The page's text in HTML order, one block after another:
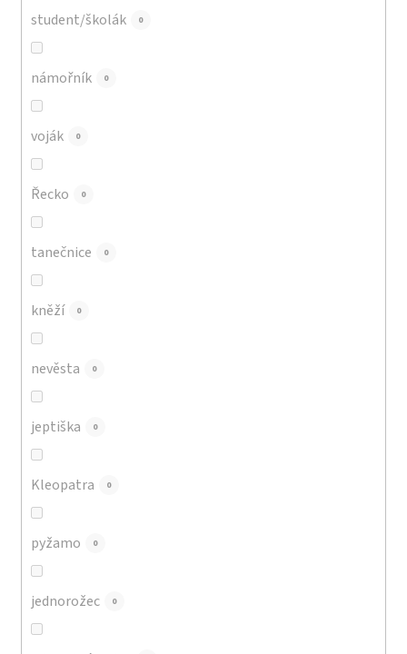
student/školák 0
námořník 0
voják 0
Řecko 0
tanečnice 0
kněží 0
nevěsta 0
jeptiška 0
Kleopatra 0
pyžamo 0
jednorožec 0